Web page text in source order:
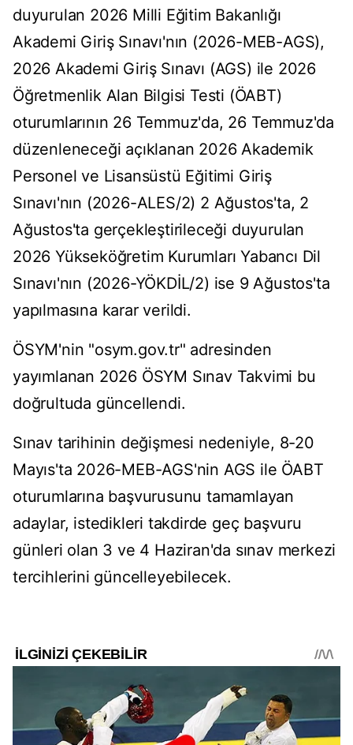
duyurulan 2026 Milli Eğitim Bakanlığı
Akademi Giriş Sınavı'nın (2026-MEB-AGS),
2026 Akademi Giriş Sınavı (AGS) ile 2026
Öğretmenlik Alan Bilgisi Testi (ÖABT)
oturumlarının 26 Temmuz'da, 26 Temmuz'da
düzenleneceği açıklanan 2026 Akademik
Personel ve Lisansüstü Eğitimi Giriş
Sınavı'nın (2026-ALES/2) 2 Ağustos'ta, 2
Ağustos'ta gerçekleştirileceği duyurulan
2026 Yükseköğretim Kurumları Yabancı Dil
Sınavı'nın (2026-YÖKDİL/2) ise 9 Ağustos'ta
yapılmasına karar verildi.
ÖSYM'nin "osym.gov.tr" adresinden
yayımlanan 2026 ÖSYM Sınav Takvimi bu
doğrultuda güncellendi.
Sınav tarihinin değişmesi nedeniyle, 8-20
Mayıs'ta 2026-MEB-AGS'nin AGS ile ÖABT
oturumlarına başvurusunu tamamlayan
adaylar, istedikleri takdirde geç başvuru
günleri olan 3 ve 4 Haziran'da sınav merkezi
tercihlerini güncelleyebilecek.